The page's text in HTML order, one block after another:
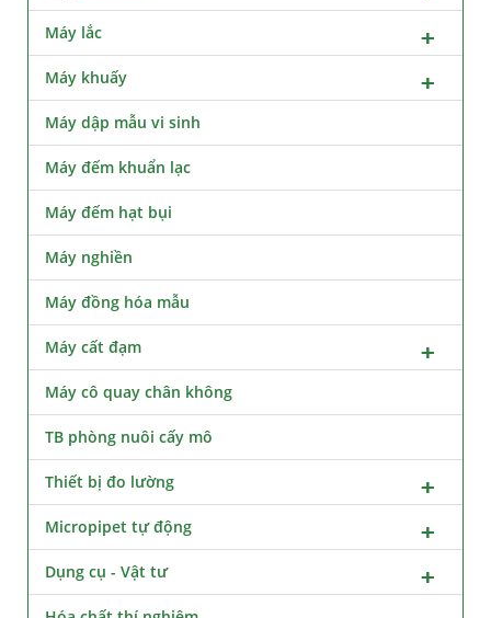
Máy lắc
Máy khuấy
Máy dập mẫu vi sinh
Máy đếm khuẩn lạc
Máy đếm hạt bụi
Máy nghiền
Máy đồng hóa mẫu
Máy cất đạm
Máy cô quay chân không
TB phòng nuôi cấy mô
Thiết bị đo lường
Micropipet tự động
Dụng cụ - Vật tư